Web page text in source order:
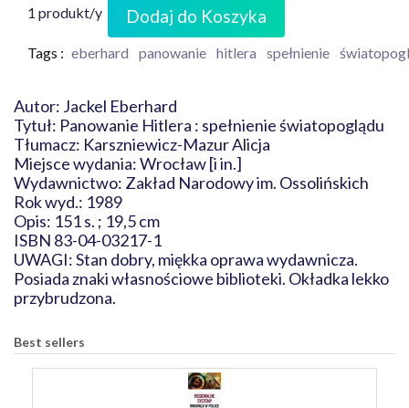
1 produkt/y Dodaj do Koszyka
Tags : eberhard panowanie hitlera spełnienie
Autor: Jackel Eberhard
Tytuł: Panowanie Hitlera : spełnienie światopoglądu
Tłumacz: Karszniewicz-Mazur Alicja
Miejsce wydania: Wrocław [i in.]
Wydawnictwo: Zakład Narodowy im. Ossolińskich
Rok wyd.: 1989
Opis: 151 s. ; 19,5 cm
ISBN 83-04-03217-1
UWAGI: Stan dobry, miękka oprawa wydawnicza.
Posiada znaki własnościowe biblioteki. Okładka lekko
przybrudzona.
Best sellers